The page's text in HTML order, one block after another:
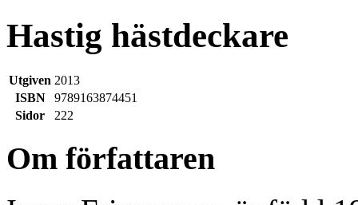
Hastig hästdeckare
Utgiven 2013
ISBN
9789163874451
Sidor
222
Om författaren